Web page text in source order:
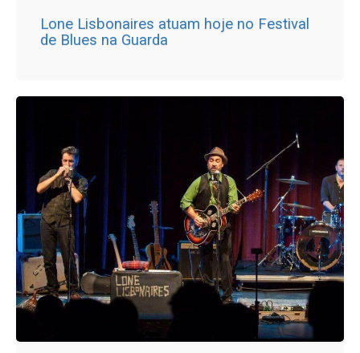
Lone Lisbonaires atuam hoje no Festival
de Blues na Guarda